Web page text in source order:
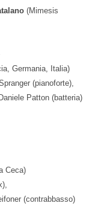
(Mimesis
Germania, Italia)
(pianoforte),
Patton (batteria)
Ceca)
(contrabbasso)